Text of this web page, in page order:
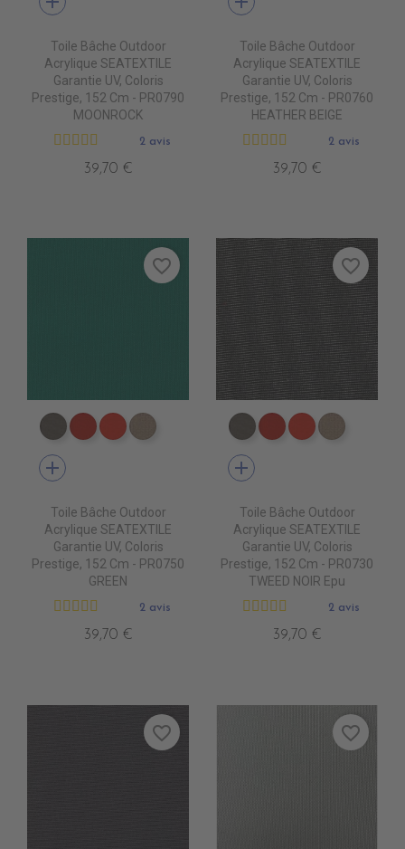
Toile Bâche Outdoor
Acrylique SEATEXTILE
Garantie UV, Coloris
Prestige, 152 Cm - PR0790
MOONROCK
2 avis
39,70 €
Toile Bâche Outdoor
Acrylique SEATEXTILE
Garantie UV, Coloris
Prestige, 152 Cm - PR0760
HEATHER BEIGE
2 avis
39,70 €
PR0790 MOONROCK
PR0620 JOCKET RED
PR0510 ROUGE
PR0760 HEATHER BEIGE
add
Toile Bâche Outdoor
Acrylique SEATEXTILE
Garantie UV, Coloris
Prestige, 152 Cm - PR0750
GREEN
2 avis
39,70 €
favorite_border
PR0790 MOONROCK
PR0620 JOCKET
PR0510PR0760
add
Toile Bâche Outdoor
Acrylique SEATEXTILE
Garantie UV, Coloris
Prestige, 152 Cm - PR0730
TWEED NOIR Epu
2 avis
39,70 €
favorite_border
favorite_border favorite_border